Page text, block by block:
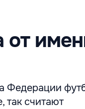
от
Федерации
так считают